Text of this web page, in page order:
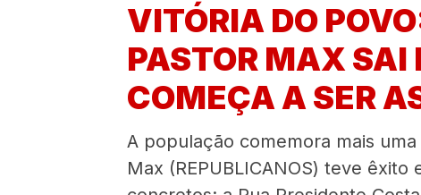
VITÓRIA DO
PASTOR MAX SAI
COMEÇA A SER
A população comemora mais
Max (REPUBLICANOS) teve